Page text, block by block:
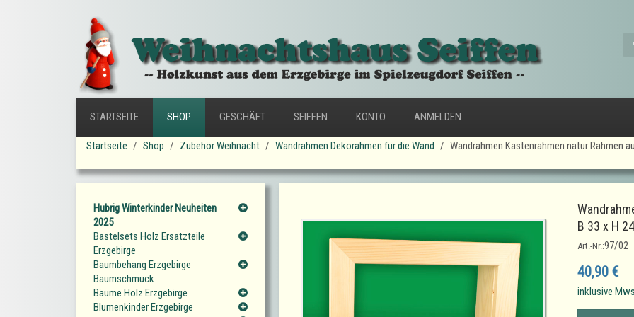
STARTSEITE SHOP GESCHÄFT SEIFFEN KONTO ANMELDEN
Startseite Shop Zubehör Weihnacht Wandrahmen Dekorahmen für die Wand Wandrahmen Kastenrahmen natur Rahmen
B 33 x H
Art.-Nr.:97/02
40,90 €
inklusive
Hubrig Winterkinder Neuheiten
2025
Bastelsets Holz Ersatzteile
Erzgebirge
Baumbehang Erzgebirge
Baumschmuck
Bäume Holz Erzgebirge
Blumenkinder Erzgebirge